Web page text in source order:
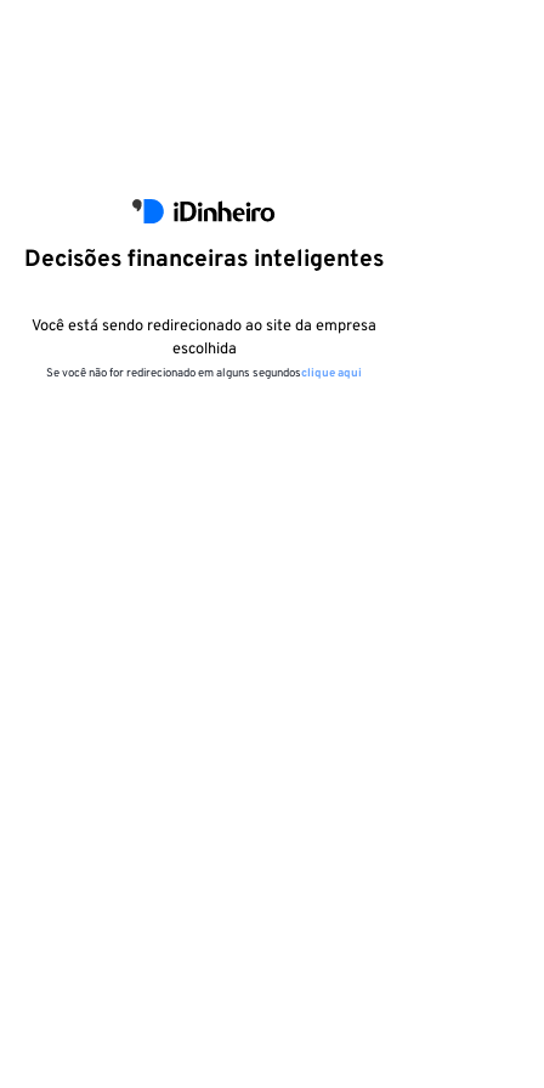
Decisões financeiras inteligentes
Você está sendo redirecionado ao site da empresa
escolhida
Se você não for redirecionado em alguns segundosclique aqui